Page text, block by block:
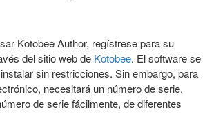
Kotobee Author, regístrese para su
del sitio web de Kotobee. El software se
sin restricciones. Sin embargo, para
necesitará un número de serie.
de serie fácilmente, de diferentes